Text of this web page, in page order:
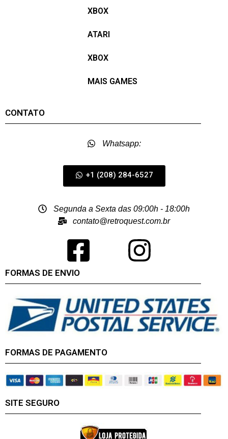
XBOX
ATARI
XBOX
MAIS GAMES
CONTATO
Whatsapp:
+1 (208) 284-6527
Segunda a Sexta das 09:00h - 18:00h
contato@retroquest.com.br
FORMAS DE ENVIO
FORMAS DE PAGAMENTO
SITE SEGURO